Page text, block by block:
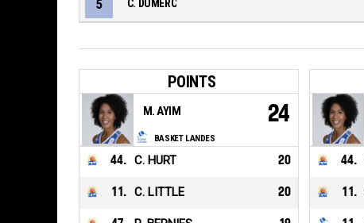
5 C. DUMERC
POINTS
BASKET LANDES
M. AYIM 24
44. C. HURT 20
11 . C. LITTLE 20
44.
11 .